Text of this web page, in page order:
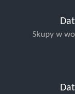
Skupy w